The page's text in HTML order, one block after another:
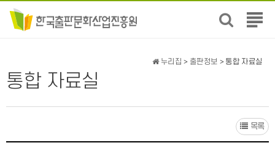
전
뉴
통합 자료실
누리집 > 출판정보 > 통합 자료실
목록